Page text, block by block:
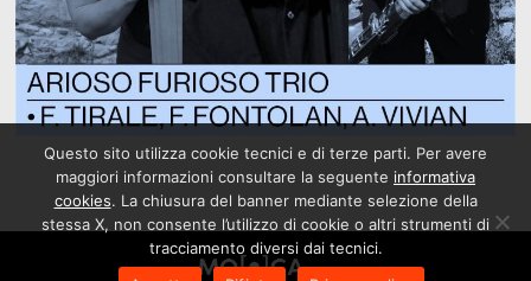
Questo sito utilizza cookie tecnici e di terze parti. Per avere
maggiori informazioni consultare la seguente informativa
cookies. La chiusura del banner mediante selezione della
stessa X, non consente l’utilizzo di cookie o altri strumenti di
tracciamento diversi dai tecnici.